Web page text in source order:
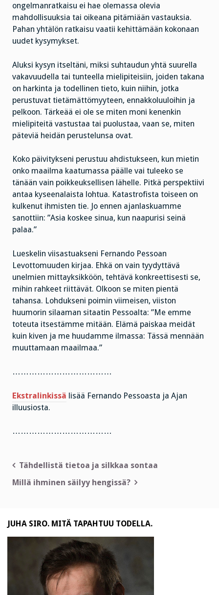
ongelmanratkaisu ei hae olemassa olevia
mahdollisuuksia tai oikeana pitämiään vastauksia.
Pahan yhtälön ratkaisu vaatii kehittämään kokonaan
uudet kysymykset.
Aluksi kysyn itseltäni, miksi suhtaudun yhtä suurella
vakavuudella tai tunteella mielipiteisiin, joiden takana
on harkinta ja todellinen tieto, kuin niihin, jotka
perustuvat tietämättömyyteen, ennakkoluuloihin ja
pelkoon. Tärkeää ei ole se miten moni kenenkin
mielipiteitä vastustaa tai puolustaa, vaan se, miten
päteviä heidän perustelunsa ovat.
Koko päivitykseni perustuu ahdistukseen, kun mietin
onko maailma kaatumassa päälle vai tuleeko se
tänään vain poikkeuksellisen lähelle. Pitkä perspektiivi
antaa kyseenalaista lohtua. Katastrofista toiseen on
kulkenut ihmisten tie. Jo ennen ajanlaskuamme
sanottiin: ”Asia koskee sinua, kun naapurisi seinä
palaa.”
Lueskelin viisastuakseni Fernando Pessoan
Levottomuuden kirjaa. Ehkä on vain tyydyttävä
unelmien mittayksikköön, tehtävä konkreettisesti se,
mihin rahkeet riittävät. Olkoon se miten pientä
tahansa. Lohdukseni poimin viimeisen, viiston
huumorin silaaman sitaatin Pessoalta: ”Me emme
toteuta itsestämme mitään. Elämä paiskaa meidät
kuin kiven ja me huudamme ilmassa: Tässä mennään
muuttamaan maailmaa.”
………………………………
Ekstralinkissä lisää Fernando Pessoasta ja Ajan
illuusiosta.
………………………………
Artikkelien
selaus
Tähdellistä tietoa ja silkkaa sontaa
Millä ihminen säilyy hengissä?
JUHA SIRO. MITÄ TAPAHTUU TODELLA.